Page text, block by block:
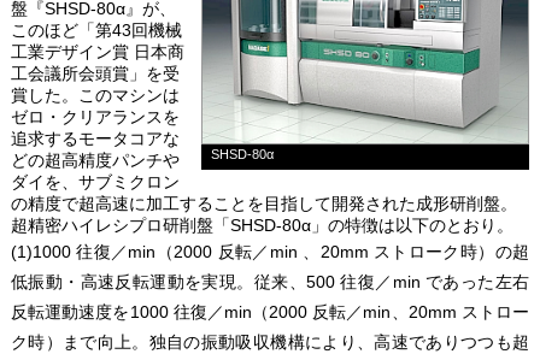
SHSD-80α
盤『SHSD-80α』が、
このほど「第43回機械
工業デザイン賞 日本商
工会議所会頭賞」を受
賞した。このマシンは
ゼロ・クリアランスを
追求するモータコアな
どの超高精度パンチや
ダイを、サブミクロン
の精度で超高速に加工することを目指して開発された成形研削盤。
超精密ハイレシプロ研削盤「SHSD-80α」の特徴は以下のとおり。
(1)1000 往復／min（2000 反転／min 、20mm ストローク時）の超
低振動・高速反転運動を実現。従来、500 往復／min であった左右
反転運動速度を1000 往復／min（2000 反転／min、20mm ストロー
ク時）まで向上。独自の振動吸収機構により、高速でありつつも超